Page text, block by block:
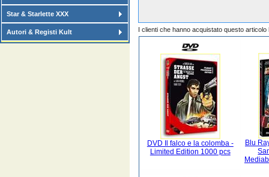
Star & Starlette XXX
Autori & Registi Kult I clienti che hanno acquistato questo
DVD Il falco e la colomba -
Limited Edition 1000 pcs
Blu